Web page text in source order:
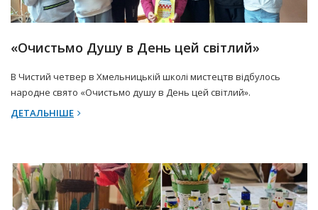
18 Квітня 2025 р. Прес-центр
«Очистьмо Душу в День цей світлий»
В Чистий четвер в Хмельницькій школі мистецтв відбулось
народне свято «Очистьмо душу в День цей світлий».
ДЕТАЛЬНІШЕ